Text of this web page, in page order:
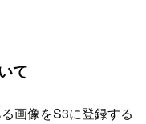
て
画像をS3に登録する